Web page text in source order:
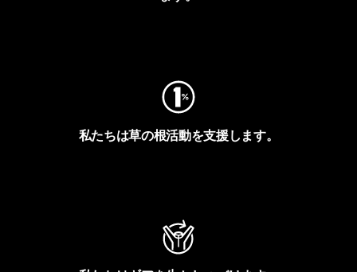
私たちは草の根活動を支援します。